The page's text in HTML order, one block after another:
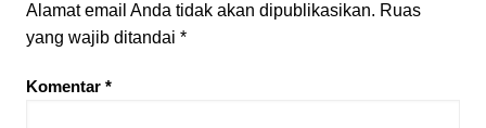
Alamat email Anda tidak akan dipublikasikan. Ruas
yang wajib ditandai *
Komentar *